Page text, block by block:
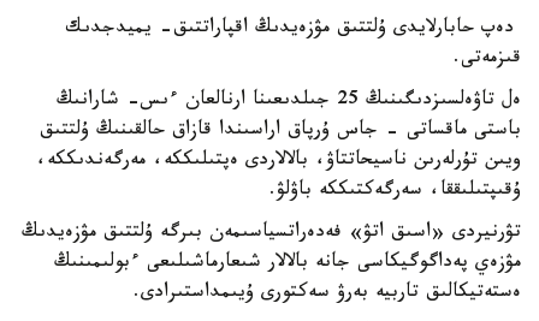
دەپ حابارلايدى ۇلتتىق مۋزەيدىڭ اقپاراتتىق- يميدجدىك
قىزمەتى.
ەل تاۋەلسىزدىگىنىڭ 25 جىلدىعىنا ارنالعان ءىس- شارانىڭ
باستى ماقساتى - جاس ۇرپاق اراسىندا قازاق حالقىنىڭ ۇلتتىق
ويىن تۇرلەرىن ناسيحاتتاۋ، بالالاردى ەپتىلىككە، مەرگەندىككە،
ۇقىپتىلىققا، سەرگەكتىككە باۋلۋ.
تۋرنيردى «اسىق اتۋ» فەدەراتسياسىمەن بىرگە ۇلتتىق مۋزەيدىڭ
مۋزەي پەداگوگيكاسى جانە بالالار شىعارماشىلىعى ءبولىمىنىڭ
ەستەتيكالىق تاربيە بەرۋ سەكتورى ۇيىمداستىرادى.